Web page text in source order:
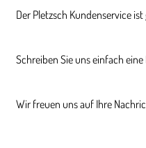
Der Pletzsch Kundenservice
Schreiben Sie uns einfach
Wir freuen uns auf Ihre